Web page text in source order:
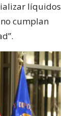
líquidos
cumplan